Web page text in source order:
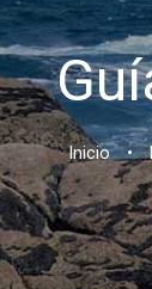
Inicio •